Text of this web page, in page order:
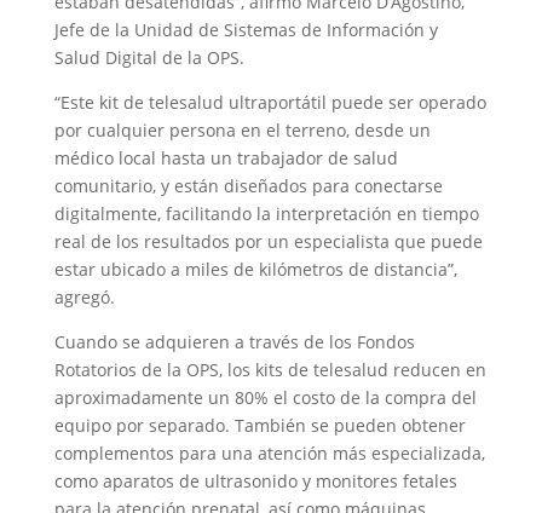
Jefe de la Unidad de Sistemas de Información y
Salud Digital de la OPS.
“Este kit de telesalud ultraportátil puede ser operado
por cualquier persona en el terreno, desde un
médico local hasta un trabajador de salud
comunitario, y están diseñados para conectarse
digitalmente, facilitando la interpretación en tiempo
real de los resultados por un especialista que puede
estar ubicado a miles de kilómetros de distancia”,
agregó.
Cuando se adquieren a través de los Fondos
Rotatorios de la OPS, los kits de telesalud reducen en
aproximadamente un 80% el costo de la compra del
equipo por separado. También se pueden obtener
complementos para una atención más especializada,
como aparatos de ultrasonido y monitores fetales